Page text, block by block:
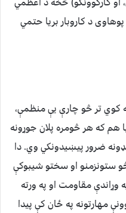
د کاروبار بریا حتمي
کوي تر څو چارې یې منظمې،
هم که هر څومره پلان جوړونه
ضرور پیښیدونکي وي. دا
ستونزمنو او سختو شیبوکې
وړاندې مقاومت او په ورته
مهارتونه په ځان کې پيدا